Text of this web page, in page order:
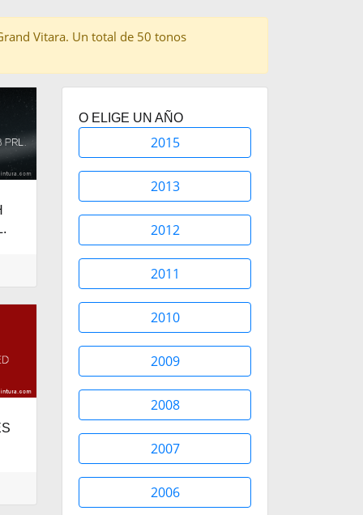
Vitara. Un total de 50 tonos
O ELIGE UN AÑO
2015
2013
2012
2011
2010
2009
2008
2007
2006